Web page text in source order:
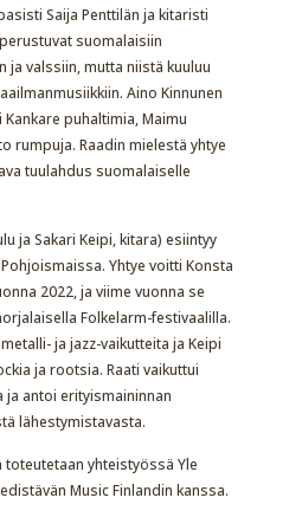
Saija Penttilän ja kitaristi
suomalaisiin
ja valssiin, mutta niistä kuuluu
Aino Kinnunen
puhaltimia, Maimu
rumpuja. Raadin mielestä yhtye
tuulahdus suomalaiselle
ja Sakari Keipi, kitara) esiintyy
Yhtye voitti Konsta
2022, ja viime vuonna se
Folkelarm-festivaalilla.
ja jazz-vaikutteita ja Keipi
ja rootsia. Raati vaikuttui
antoi erityismaininnan
lähestymistavasta.
yhteistyössä Yle
Music Finlandin kanssa.